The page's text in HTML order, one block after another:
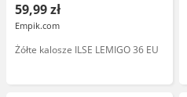
59,99 zł
Empik.com
Żółte kalosze ILSE LEMIGO 36 EU